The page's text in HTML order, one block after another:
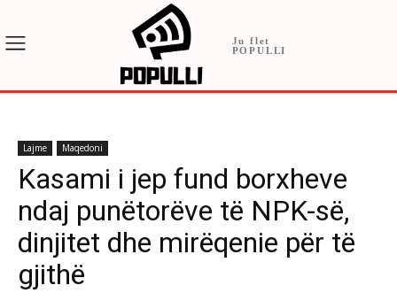
Ju flet
POPULLI
Lajme Maqedoni
Kasami i jep fund borxheve
ndaj punëtorëve të NPK-së,
dinjitet dhe mirëqenie për të
gjithë